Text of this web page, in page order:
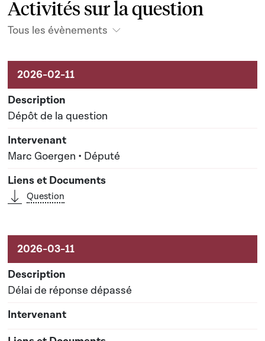
Activités sur la question
Tous les évènements
Activités sur le dossier
Dépôt de la question
Marc Goergen • Député
Question
Délai de réponse dépassé